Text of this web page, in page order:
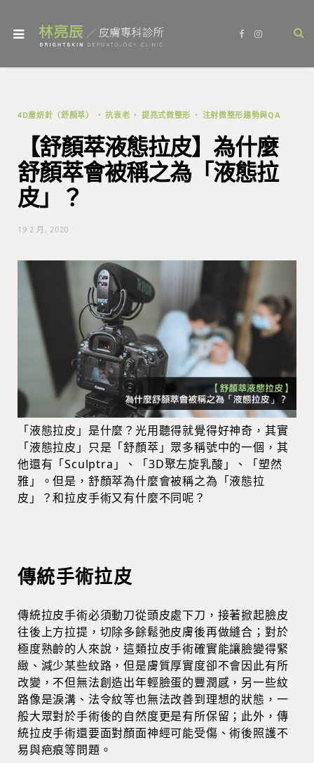
b
I
a
4D童妍針（舒顏萃） 抗衰老 提亮式微整形 注射微整形趨勢與QA
【舒顏萃液態拉皮】為什麼
舒顏萃會被稱之為「液態拉
皮」？
19 2 月, 2020
「液態拉皮」是什麼？光用聽得就覺得好神奇，其實
「液態拉皮」只是「舒顏萃」眾多稱號中的一個，其
他還有「Sculptra」、「3D聚左旋乳酸」、「塑然
雅」。但是，舒顏萃為什麼會被稱之為「液態拉
皮」？和拉皮手術又有什麼不同呢？
傳統手術拉皮
傳統拉皮手術必須動刀從頭皮處下刀，接著掀起臉皮
往後上方拉提，切除多餘鬆弛皮膚後再做縫合；對於
極度熟齡的人來說，這類拉皮手術確實能讓臉變得緊
緻、減少某些紋路，但是膚質厚實度卻不會因此有所
改變，不但無法創造出年輕臉蛋的豐潤感，另一些紋
路像是淚溝、法令紋等也無法改善到理想的狀態，一
般大眾對於手術後的自然度更是有所保留；此外，傳
統拉皮手術還要面對顏面神經可能受傷、術後照護不
易與疤痕等問題。